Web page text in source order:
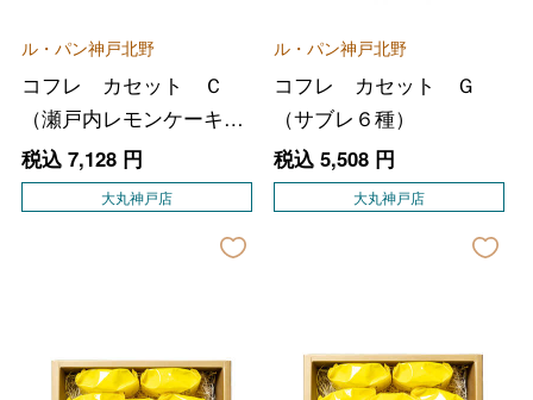
ル・パン神戸北野
コフレ カセット Ｃ
（瀬戸内レモンケーキ、
サブレ６種）
税込 7,128円
大丸神戸店
ル・パン神戸北野
コフレ カセット Ｇ
（サブレ６種）
税込 5,508円
大丸神戸店